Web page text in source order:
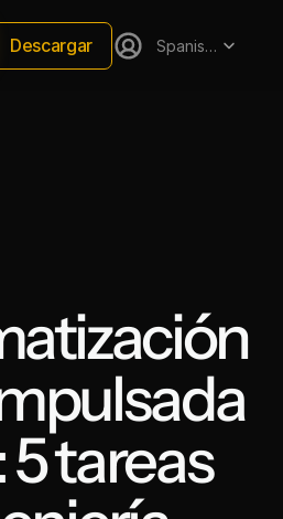
5 tareas
Descargar Spanish (Spain)